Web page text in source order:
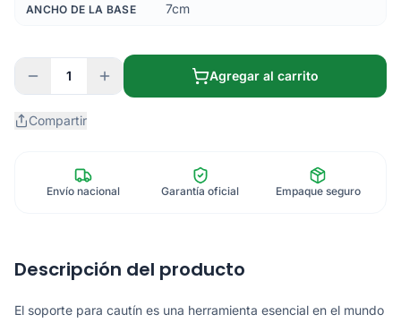
ANCHO DE LA BASE 7cm
1 Agregar al carrito
Compartir
Envío nacional Garantía oficial Empaque seguro
Descripción del producto
El soporte para cautín es una herramienta esencial en el mundo